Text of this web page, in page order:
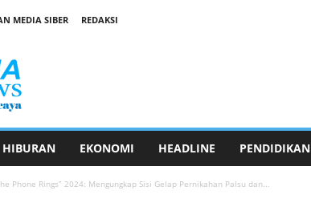
MEDIA SIBER
REDAKSI
HIBURAN EKONOMI HEADLINE PENDIDIKAN
Phone Rings” 2024: Mengungkap Sisi Gelap Pernikahan Palsu dan...